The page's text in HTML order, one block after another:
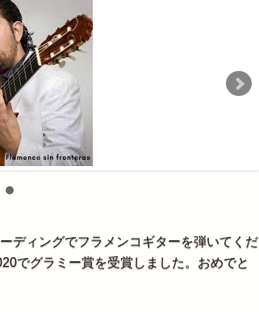
ディングでフラメンコギターを弾いてくだ
でグラミー賞を受賞しました。おめでと